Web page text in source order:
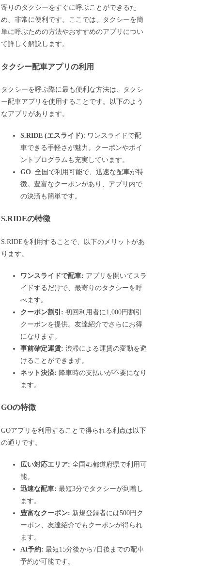
寄りのタクシーをすぐに呼ぶことができるた
め、非常に便利です。ここでは、タクシーを簡
単に呼ぶための方法やおすすめのアプリについ
て詳しく解説します。
タクシー配車アプリの利用
タクシーを呼ぶ際に最も便利な方法は、タクシ
ー配車アプリを使用することです。以下のよう
なアプリがあります。
S.RIDE (エスライド): ワンスライドで配
車できる手軽さが魅力。クーポンやポイ
ントプログラムも充実しています。
GO: 全国で利用可能で、迅速な配車が特
徴。豊富なクーポンがあり、アプリ内で
の決済も簡単です。
S.RIDEの特徴
S.RIDEを利用することで、以下のメリットがあ
ります。
ワンスライドで配車: アプリを開いてスラ
イドするだけで、最寄りのタクシーを呼
べます。
クーポン割引: 初回利用者に1,000円割引
クーポンを提供。友達紹介でさらにお得
になります。
事前確定運賃: 渋滞による運賃の変動を避
けることができます。
ネット決済: 降車時の支払いが不要になり
ます。
GOの特徴
GOアプリを利用することで得られる利点は以下
の通りです。
広い対応エリア: 全国45都道府県で利用可
能。
迅速な配車: 最短3分でタクシーが到着し
ます。
豊富なクーポン: 新規登録者には500円ク
ーポン、友達紹介でもクーポンが得られ
ます。
AI予約: 最短15分後から7日後までの配車
予約が可能です。